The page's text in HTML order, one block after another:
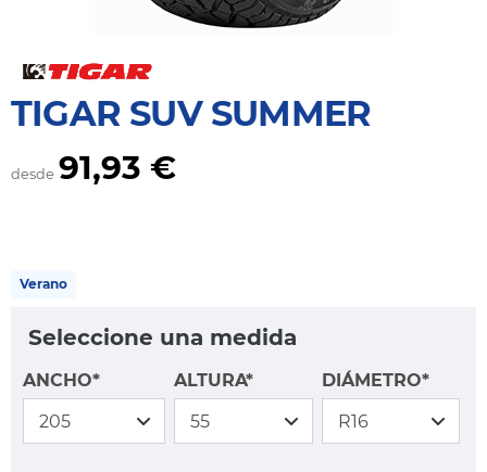
TIGAR SUV SUMMER
desde 91,93 €
Verano
Seleccione una medida
ANCHO* ALTURA* DIÁMETRO*